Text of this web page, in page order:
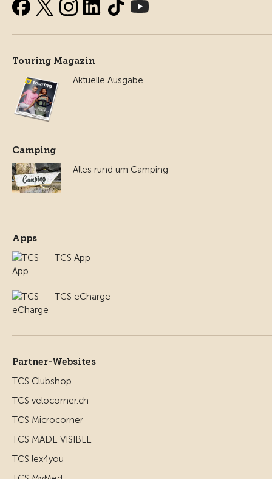
Touring Magazin
Aktuelle Ausgabe
Camping
Alles rund um Camping
Apps
TCS App
TCS eCharge
Partner-Websites
TCS Clubshop
TCS velocorner.ch
TCS Microcorner
TCS MADE VISIBLE
TCS lex4you